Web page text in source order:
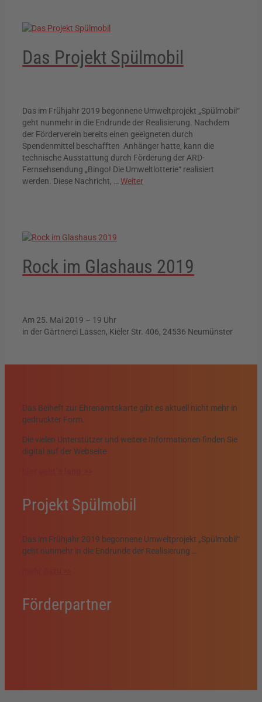
Das Projekt Spülmobil
Das im Frühjahr 2019 begonnene Umweltprojekt „Spülmobil“
geht nunmehr in die Endrunde der Realisierung. Nachdem
der Förderverein bereits einen geeigneten durch
Spendenmittel beschafften Anhänger hatte, kann die
technische Ausstattung durch Förderung der ARD-
Fernsehsendung „Bingo! Die Umweltlotterie“ realisiert
werden. Diese Nachricht, … Weiter
Rock im Glashaus 2019
Am 25. Mai 2019 – 19 Uhr
in der Gärtnerei Lassen, Kieler Str. 406, 24536 Neumünster
Das Beiheft zur Ehrenamtskarte gibt es aktuell nicht mehr in
gedruckter Form.
Die vielen Unterstützer und weitere Informationen finden Sie
digital auf der Webseite
Projekt Spülmobil
Das im Frühjahr 2019 begonnene Umweltprojekt „Spülmobil“
geht nunmehr in die Endrunde der Realisierung …
Förderpartner